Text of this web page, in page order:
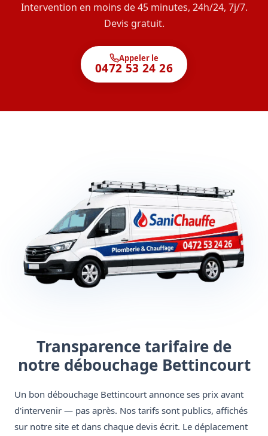
Intervention en moins de 45 minutes, 24h/24, 7j/7.
Devis gratuit.
Appeler le
0472 53 24 26
Transparence tarifaire de
notre débouchage Bettincourt
Un bon débouchage Bettincourt annonce ses prix avant
d'intervenir — pas après. Nos tarifs sont publics, affichés
sur notre site et dans chaque devis écrit. Le déplacement